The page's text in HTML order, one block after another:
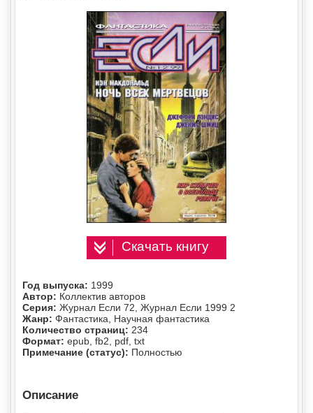
Скачать книгу
Год выпуска: 1999
Автор: Коллектив авторов
Серия: Журнал Если 72, Журнал Если 1999 2
Жанр: Фантастика, Научная фантастика
Количество страниц: 234
Формат: epub, fb2, pdf, txt
Примечание (статус): Полностью
Описание